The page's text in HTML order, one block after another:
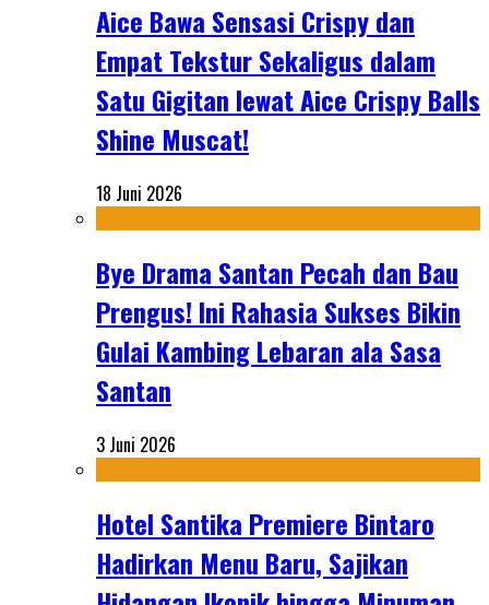
Aice Bawa Sensasi Crispy dan
Empat Tekstur Sekaligus dalam
Satu Gigitan lewat Aice Crispy Balls
Shine Muscat!
18 Juni 2026
Bye Drama Santan Pecah dan Bau
Prengus! Ini Rahasia Sukses Bikin
Gulai Kambing Lebaran ala Sasa
Santan
3 Juni 2026
Hotel Santika Premiere Bintaro
Hadirkan Menu Baru, Sajikan